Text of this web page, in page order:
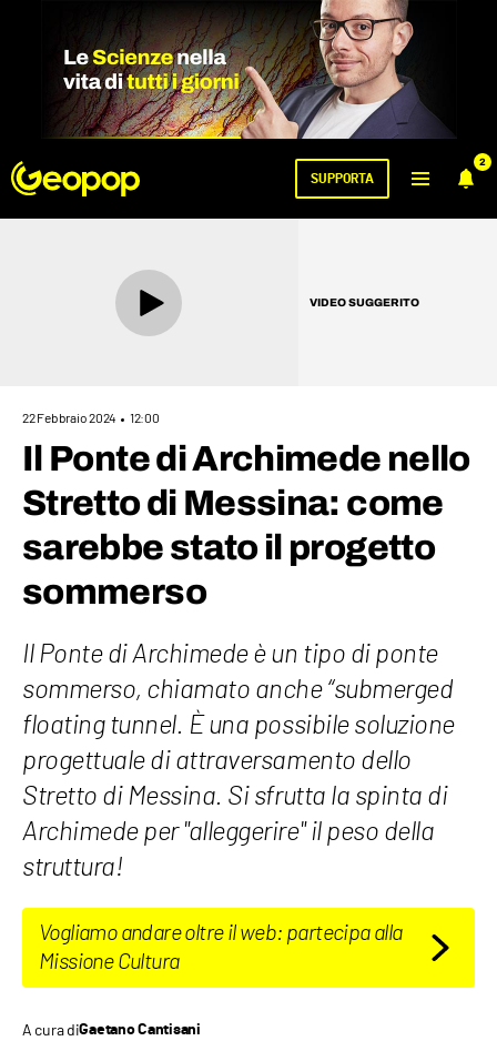
2
SUPPORTA
VIDEO SUGGERITO
22 Febbraio 2024 12:00
Il Ponte di Archimede nello
Stretto di Messina: come
sarebbe stato il progetto
sommerso
Il Ponte di Archimede è un tipo di ponte
sommerso, chiamato anche “submerged
floating tunnel. È una possibile soluzione
progettuale di attraversamento dello
Stretto di Messina. Si sfrutta la spinta di
Archimede per "alleggerire" il peso della
struttura!
Vogliamo andare oltre il web: partecipa alla
Missione Cultura
A cura diGaetano Cantisani